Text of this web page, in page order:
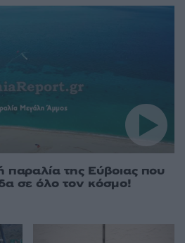
παραλία της Εύβοιας που
σε όλο τον κόσμο!